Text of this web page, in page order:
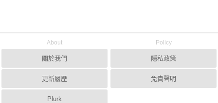
About
關於我們
更新履歷
Plurk
Policy
隱私政策
免責聲明